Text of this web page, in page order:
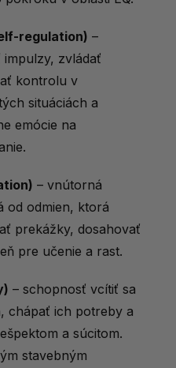
regulation) –
zvládať
kontrolu v
situáciách a
emócie na
– vnútorná
od odmien, ktorá
prekážky, dosahovať
pre učenie a rast.
– schopnosť vcítiť sa
chápať ich potreby a
a súcitom.
stavebným